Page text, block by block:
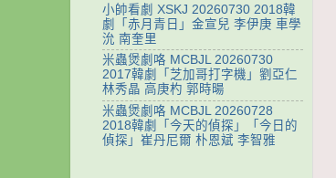
小帥看劇 XSKJ 20260730 2018韓
劇「赤月青日」金宣兒 李伊庚 車學
沇 南奎里
米蟲煲劇咯 MCBJL 20260730
2017韓劇「芝加哥打字機」劉亞仁
林秀晶 高庚杓 郭時暘
米蟲煲劇咯 MCBJL 20260728
2018韓劇「今天的偵探」「今日的
偵探」崔丹尼爾 朴恩斌 李智雅